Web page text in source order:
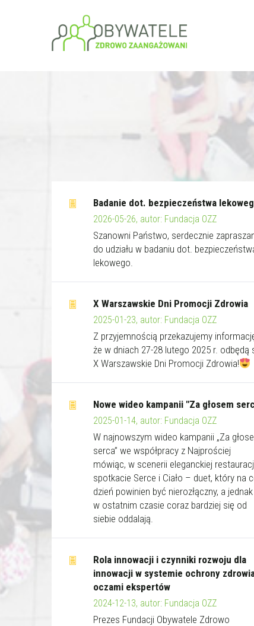
Badanie dot. bezpieczeństwa
2026-05-26, autor: Fundacja OZZ
Szanowni Państwo, serdecznie
do udziału w badaniu dot.
lekowego.
X Warszawskie Dni Promocji Zdrowia
2025-01-23, autor: Fundacja OZZ
Z przyjemnością przekazujemy
że w dniach 27-28 lutego 2025 r. odbędą
X Warszawskie Dni Promocji Zdrowia!
Nowe wideo kampanii "Za głosem
2025-01-14, autor: Fundacja OZZ
W najnowszym wideo kampanii „Za
serca” we współpracy z Najprościej
mówiąc, w scenerii eleganckiej
spotkacie Serce i Ciało – duet, który na
dzień powinien być nierozłączny, a jednak
w ostatnim czasie coraz bardziej się od
siebie oddalają.
Rola innowacji i czynniki rozwoju dla
innowacji w systemie ochrony
oczami ekspertów
2024-12-13, autor: Fundacja OZZ
Prezes Fundacji Obywatele Zdrowo